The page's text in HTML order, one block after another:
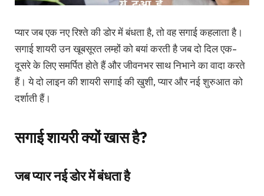
प्यार जब एक नए रिश्ते की डोर में बंधता है, तो वह सगाई कहलाता है।
सगाई शायरीउन खूबसूरत लम्हों को बयां करती है जब दो दिल एक-
दूसरे के लिए समर्पित होते हैं और जीवनभर साथ निभाने का वादा करते
हैं। ये दो लाइन की शायरी सगाई की खुशी, प्यार और नई शुरुआत को
दर्शाती हैं।
सगाई शायरी क्यों खास है?
जब प्यार नई डोर में बंधता है